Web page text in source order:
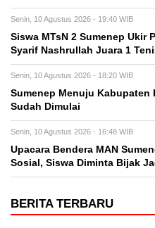
Senin, 10 Agustus 2026 - 19:40 WIB
Siswa MTsN 2 Sumenep Ukir
Syarif Nashrullah Juara 1
Senin, 10 Agustus 2026 - 18:20 WIB
Sumenep Menuju Kabupaten
Sudah Dimulai
Senin, 10 Agustus 2026 - 16:48 WIB
Upacara Bendera MAN
Sosial, Siswa Diminta Bijak
BERITA TERBARU